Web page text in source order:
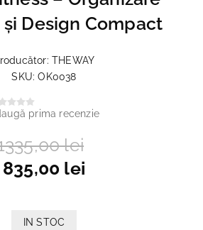
Design Compact
THEWAY
SKU: OK0038
prima recenzie
lei
835,00 lei
IN STOC